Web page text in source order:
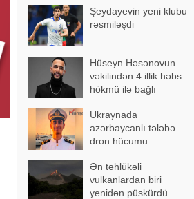
Şeydayevin yeni klubu
rəsmiləşdi
Hüseyn Həsənovun
vəkilindən 4 illik həbs
hökmü ilə bağlı
Ukraynada
azərbaycanlı tələbə
dron hücumu
Vəziyyəti ağırdırƏn təhlükəli
vulkanlardan biri
yenidən püskürdü